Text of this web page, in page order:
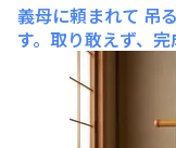
義母に頼まれて 吊
す。取り敢えず、
もらいました。こ
暫く振りにGemini
速モード」が無く
メージ通りのもの